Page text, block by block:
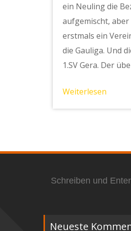
ein Neuling die
aufgemischt,
erstmals ein
die Gauliga. Und
1.SV Gera. Der
Weiterlesen
nach:
Neueste